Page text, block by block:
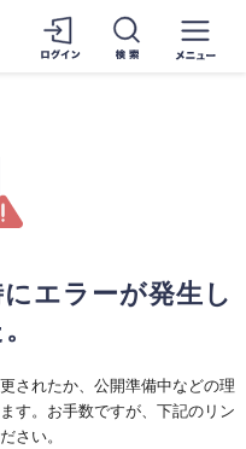
エラーが発生し
されたか、公開準備中などの理
す。お手数ですが、下記のリン
さい。